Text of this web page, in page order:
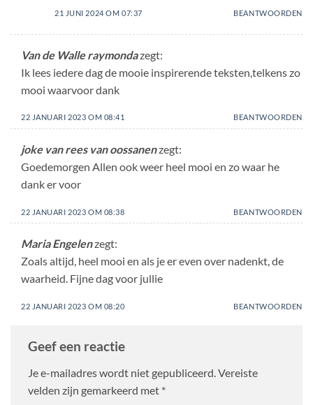
21 JUNI 2024 OM 07:37 BEANTWOORDEN
Van de Walle raymondazegt:
Ik lees iedere dag de mooie inspirerende teksten,telkens zo
mooi waarvoor dank
22 JANUARI 2023 OM 08:41 BEANTWOORDEN
joke van rees van oossanenzegt:
Goedemorgen Allen ook weer heel mooi en zo waar he
dank er voor
22 JANUARI 2023 OM 08:38 BEANTWOORDEN
Maria Engelenzegt:
Zoals altijd, heel mooi en als je er even over nadenkt, de
waarheid. Fijne dag voor jullie
22 JANUARI 2023 OM 08:20 BEANTWOORDEN
Geef een reactie
Je e-mailadres wordt niet gepubliceerd. Vereiste
velden zijn gemarkeerd met *